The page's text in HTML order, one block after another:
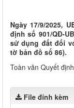
Ngày 17/9/2025,
định số 901/QĐ-
sử dụng đất đối
tờ bản đồ số 86).
Toàn văn Quyết
File đính kèm